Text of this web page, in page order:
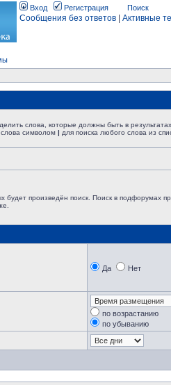
Вход Регистрация Поиск
Сообщения без ответов Активные
слова, которые должны быть в
символом | для поиска любого слова из
произведён поиск. Поиск в подфорумах
Да Нет
по возрастанию
по убыванию